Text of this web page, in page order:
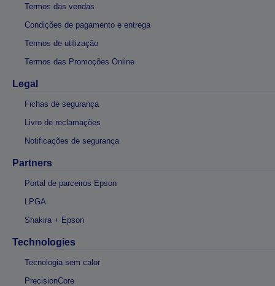
Termos das vendas
Condições de pagamento e entrega
Termos de utilização
Termos das Promoções Online
Legal
Fichas de segurança
Livro de reclamações
Notificações de segurança
Partners
Portal de parceiros Epson
LPGA
Shakira + Epson
Technologies
Tecnologia sem calor
PrecisionCore